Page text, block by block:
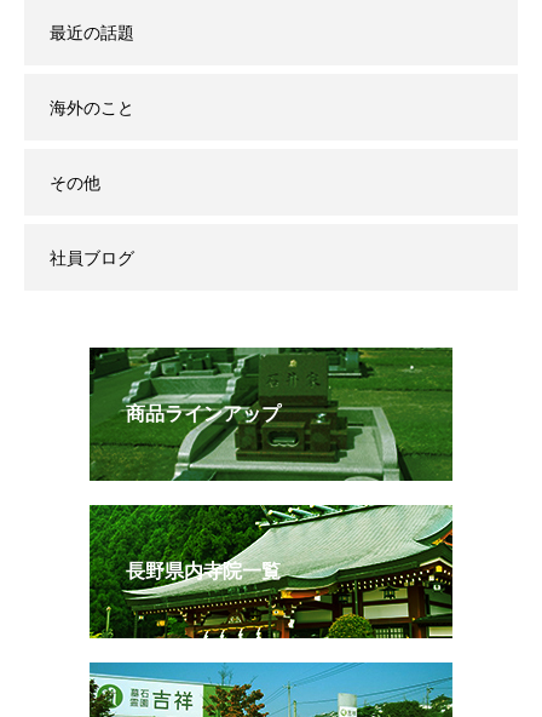
最近の話題
海外のこと
その他
社員ブログ
商品ラインアップ
長野県内寺院一覧